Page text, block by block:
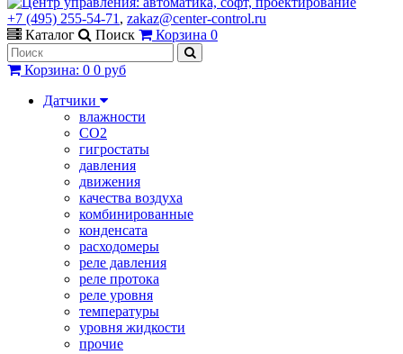
+7 (495) 255-54-71 , zakaz@center-control.ru
Каталог
Поиск Корзина 0
Корзина: 0 0 руб
Датчики
влажности
CO2
гигростаты
давления
движения
качества воздуха
комбинированные
конденсата
расходомеры
реле давления
реле протока
реле уровня
температуры
уровня жидкости
прочие